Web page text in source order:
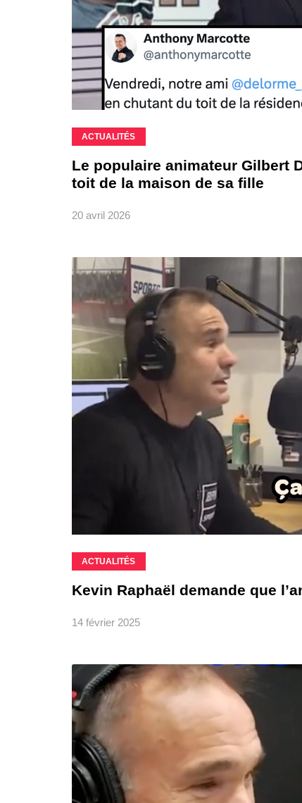
ACTUALITÉS
Le populaire animateur Gilbert
toit de la maison de sa fille
20 avril 2026
ACTUALITÉS
Kevin Raphaël demande que
14 février 2025